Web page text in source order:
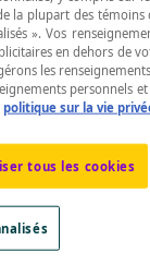
litres de
école dont la
m². Pour
on peut utiliser
verte. Selon
on doit utiliser
que de
de la
la plupart des témoins
». Vos
en dehors de
les
personnels
politique sur la vie
tous les cookies